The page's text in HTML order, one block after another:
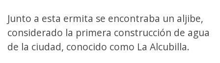
Junto a esta ermita se encontraba un aljibe,
considerado la primera construcción de agua
de la ciudad, conocido como La Alcubilla.